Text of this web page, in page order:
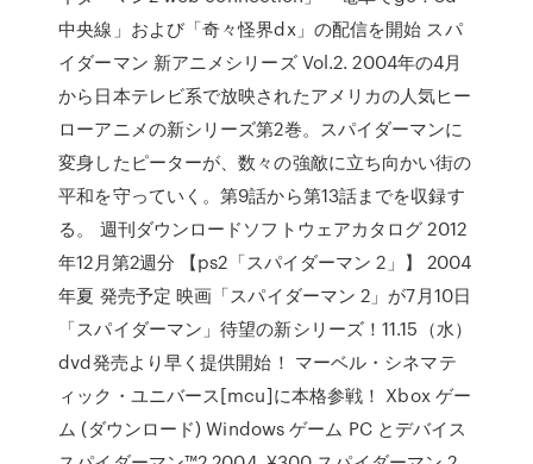
中央線」および「奇々怪界dx」の配信を開始 スパ
イダーマン 新アニメシリーズ Vol.2. 2004年の4月
から日本テレビ系で放映されたアメリカの人気ヒー
ローアニメの新シリーズ第2巻。スパイダーマンに
変身したピーターが、数々の強敵に立ち向かい街の
平和を守っていく。第9話から第13話までを収録す
る。 週刊ダウンロードソフトウェアカタログ 2012
年12月第2週分 【ps2「スパイダーマン 2」】 2004
年夏 発売予定 映画「スパイダーマン 2」が7月10日
「スパイダーマン」待望の新シリーズ！11.15（水）
dvd発売より早く提供開始！ マーベル・シネマテ
ィック・ユニバース[mcu]に本格参戦！ Xbox ゲー
ム (ダウンロード) Windows ゲーム PC とデバイス